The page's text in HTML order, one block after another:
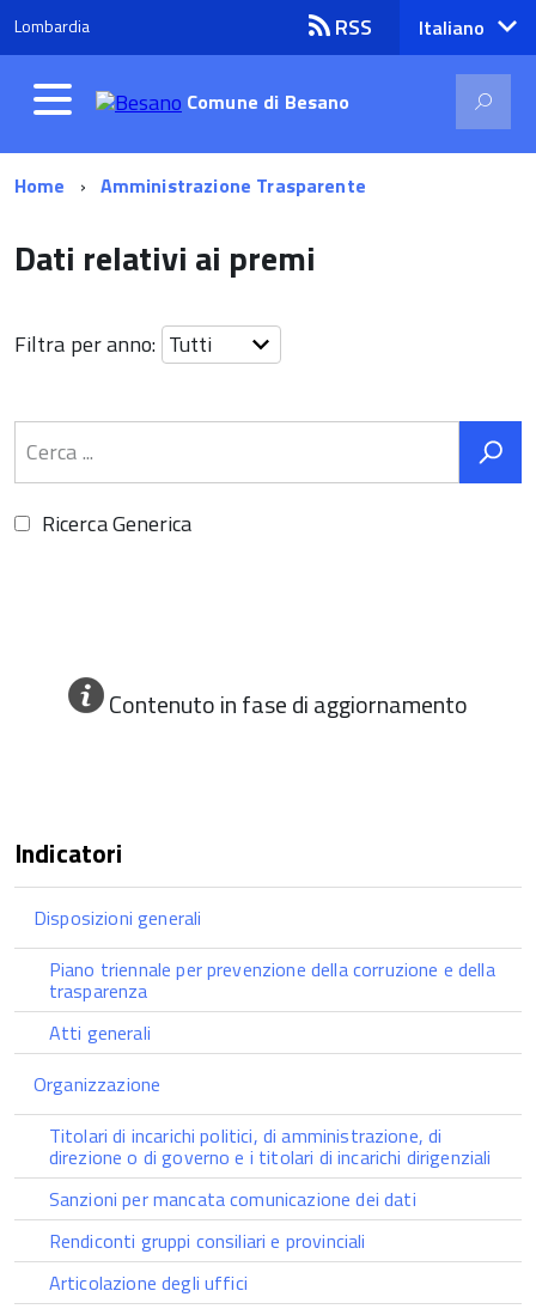
lingua
attiva:
Italiano
Lombardia RSS
Comune di Besano
Home Amministrazione Trasparente
Dati relativi ai premi
Filtra per anno:
Ricerca Generica
Contenuto in fase di aggiornamento
Indicatori
Disposizioni generali
Piano triennale per prevenzione della corruzione e della
trasparenza
Atti generali
Organizzazione
Titolari di incarichi politici, di amministrazione, di
direzione o di governo e i titolari di incarichi dirigenziali
Sanzioni per mancata comunicazione dei dati
Rendiconti gruppi consiliari e provinciali
Articolazione degli uffici